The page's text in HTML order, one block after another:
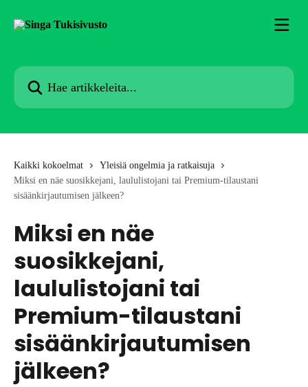
Hae artikkeleita...
Kaikki kokoelmat
Yleisiä ongelmia ja ratkaisuja
Miksi en näe suosikkejani, laululistojani tai Premium-tilaustani
sisäänkirjautumisen jälkeen?
Miksi en näe
suosikkejani,
laululistojani tai
Premium-tilaustani
sisäänkirjautumisen
jälkeen?